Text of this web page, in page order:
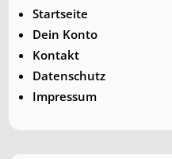
Startseite
Dein Konto
Kontakt
Datenschutz
Impressum